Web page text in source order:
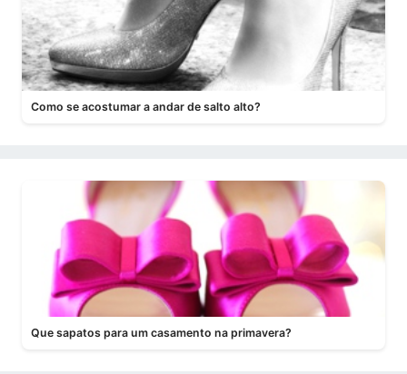
Como se acostumar a andar de salto alto?
Que sapatos para um casamento na primavera?